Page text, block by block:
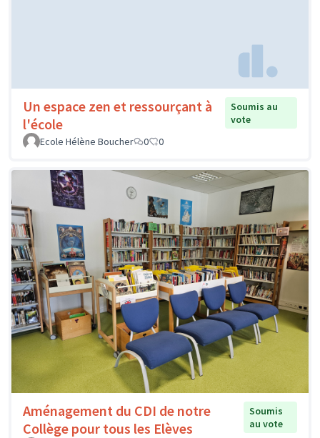
Un espace zen et ressourçant à
l'école
Soumis au
vote
Ecole Hélène Boucher
0 0
Aménagement du CDI de notre
Collège pour tous les Elèves
Soumis
au vote